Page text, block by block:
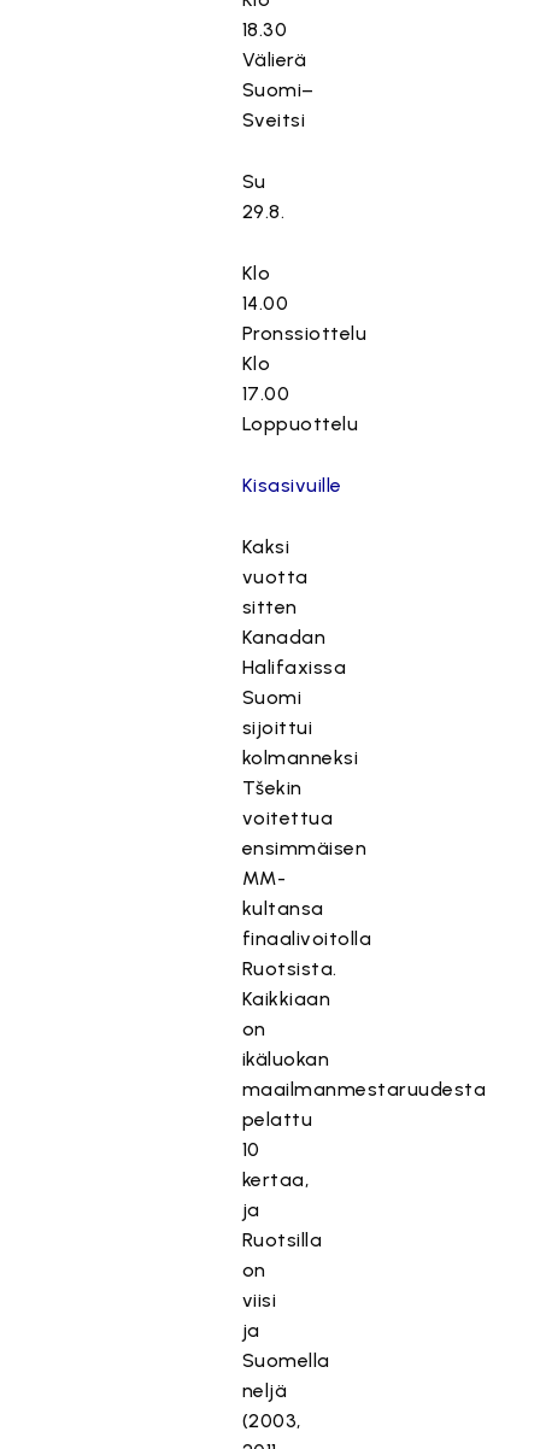
18.30
Välierä
Suomi–
Sveitsi
Su
29.8.
Klo
14.00
Pronssiottelu
Klo
17.00
Loppuottelu
Kisasivuille
Kaksi
vuotta
sitten
Kanadan
Halifaxissa
Suomi
sijoittui
kolmanneksi
Tšekin
voitettua
ensimmäisen
MM-
kultansa
finaalivoitolla
Ruotsista.
Kaikkiaan
on
ikäluokan
maailmanmestaruudesta
pelattu
10
kertaa,
ja
Ruotsilla
on
viisi
ja
Suomella
neljä
(2003,